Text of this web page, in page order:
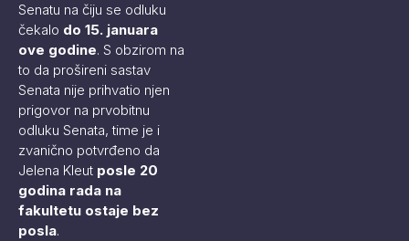
Senatu na čiju se odluku
čekalo do 15. januara
ove godine. S obzirom na
to da prošireni sastav
Senata nije prihvatio njen
prigovor na prvobitnu
odluku Senata, time je i
zvanično potvrđeno da
Jelena Kleut posle 20
godina rada na
fakultetu ostaje bez
posla.